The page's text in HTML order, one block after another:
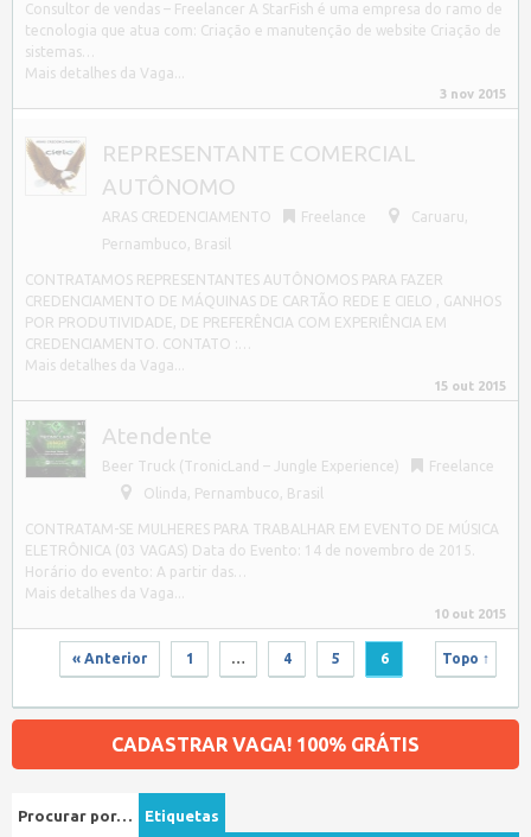
Consultor de vendas – Freelancer A StarFish é uma empresa do ramo de
tecnologia que atua com: Criação e manutenção de website Criação de
sistemas…
Mais detalhes da Vaga...
3 nov 2015
REPRESENTANTE COMERCIAL
AUTÔNOMO
ARAS CREDENCIAMENTO Freelance Caruaru,
Pernambuco, Brasil
CONTRATAMOS REPRESENTANTES AUTÔNOMOS PARA FAZER
CREDENCIAMENTO DE MÁQUINAS DE CARTÃO REDE E CIELO , GANHOS
POR PRODUTIVIDADE, DE PREFERÊNCIA COM EXPERIÊNCIA EM
CREDENCIAMENTO. CONTATO :…
Mais detalhes da Vaga...
15 out 2015
Atendente
Beer Truck (TronicLand – Jungle Experience)
Freelance
Olinda, Pernambuco, Brasil
CONTRATAM-SE MULHERES PARA TRABALHAR EM EVENTO DE MÚSICA
ELETRÔNICA (03 VAGAS) Data do Evento: 14 de novembro de 2015.
Horário do evento: A partir das…
Mais detalhes da Vaga...
10 out 2015
« Anterior 1 … 4 5 6 Topo ↑
CADASTRAR VAGA! 100% GRÁTIS
Procurar por… Etiquetas